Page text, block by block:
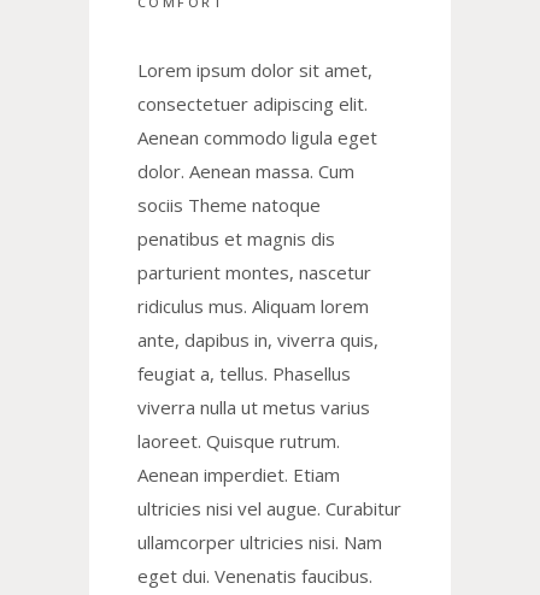
Lorem ipsum dolor sit amet,
consectetuer adipiscing elit.
Aenean commodo ligula eget
dolor. Aenean massa. Cum
sociis Theme natoque
penatibus et magnis dis
parturient montes, nascetur
ridiculus mus. Aliquam lorem
ante, dapibus in, viverra quis,
feugiat a, tellus. Phasellus
viverra nulla ut metus varius
laoreet. Quisque rutrum.
Aenean imperdiet. Etiam
ultricies nisi vel augue. Curabitur
ullamcorper ultricies nisi. Nam
eget dui. Venenatis faucibus.